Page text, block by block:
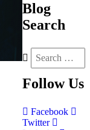
Blog
Search
Follow Us
Facebook
Twitter